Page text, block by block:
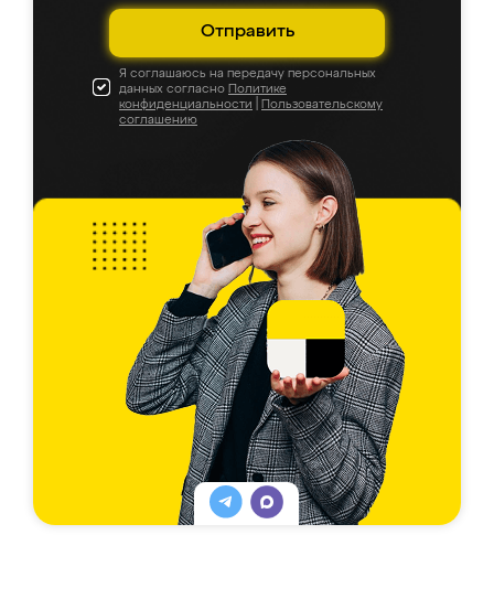
Отправить
Я соглашаюсь на передачу персональных
данных согласно Политике
конфиденциальности
Пользовательскому
соглашению